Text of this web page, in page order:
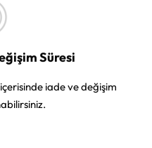
Süresi
içerisinde iade ve değişim